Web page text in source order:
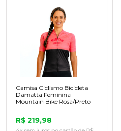
Camisa Ciclismo Bicicleta
Damatta Feminina
Mountain Bike Rosa/Preto
R$ 219,98